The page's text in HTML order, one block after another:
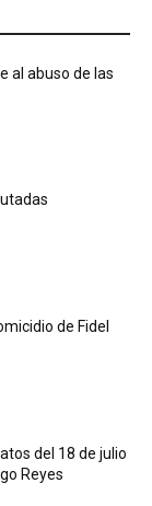
al abuso de las
de Fidel
del 18 de julio
Reyes